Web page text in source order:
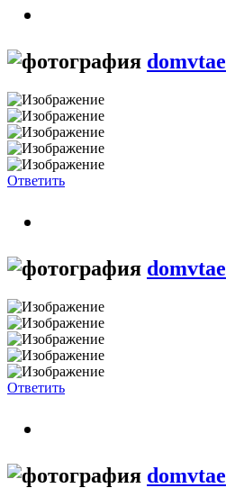
domvtae
Ответить
domvtae
Ответить
domvtae